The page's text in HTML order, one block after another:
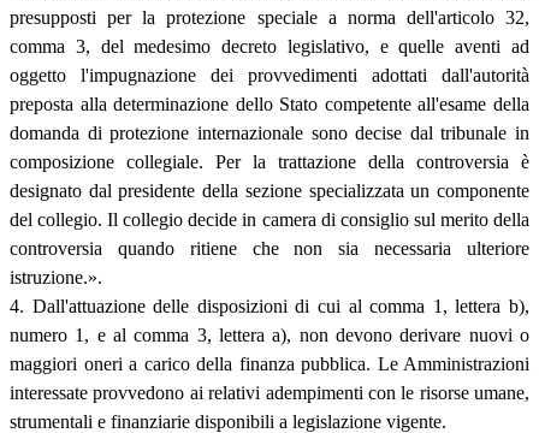
presupposti per la protezione speciale a norma dell'articolo 32,
comma 3, del medesimo decreto legislativo, e quelle aventi ad
oggetto l'impugnazione dei provvedimenti adottati dall'autorità
preposta alla determinazione dello Stato competente all'esame della
domanda di protezione internazionale sono decise dal tribunale in
composizione collegiale. Per la trattazione della controversia è
designato dal presidente della sezione specializzata un componente
del collegio. Il collegio decide in camera di consiglio sul merito della
controversia quando ritiene che non sia necessaria ulteriore
istruzione.».
4. Dall'attuazione delle disposizioni di cui al comma 1, lettera b),
numero 1, e al comma 3, lettera a), non devono derivare nuovi o
maggiori oneri a carico della finanza pubblica. Le Amministrazioni
interessate provvedono ai relativi adempimenti con le risorse umane,
strumentali e finanziarie disponibili a legislazione vigente.